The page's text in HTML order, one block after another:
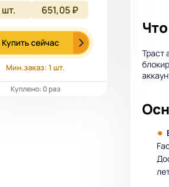
шт. 651,05 ₽
Купить сейчас
Мин.заказ: 1 шт.
Куплено: 0 раз
Траст